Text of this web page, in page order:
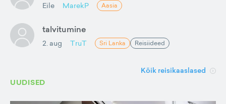
Eile MarekP Aasia
talvitumine
2. aug TruT Sri Lanka Reisiideed
Kõik reisikaaslased
UUDISED